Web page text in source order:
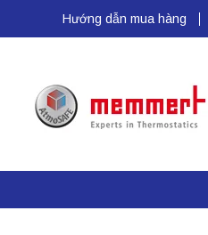
Hướng dẫn mua hàng